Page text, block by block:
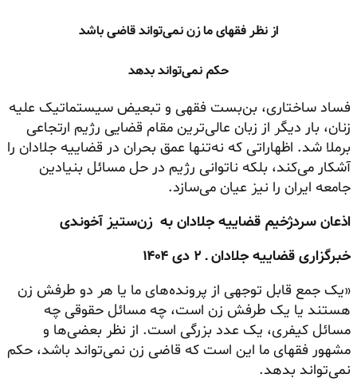
از نظر فقهای ما زن نمی‌تواند قاضی باشد
حکم نمی‌تواند بدهد
فساد ساختاری، بن‌بست فقهی و تبعیض سیستماتیک علیه
زنان، بار دیگر از زبان عالی‌ترین مقام قضایی رژیم ارتجاعی
برملا شد. اظهاراتی که نه‌تنها عمق بحران در قضاییه جلادان را
آشکار می‌کند، بلکه ناتوانی رژیم در حل مسائل بنیادین
جامعه ایران را نیز عیان می‌سازد.
اذعان سردژخیم قضاییه جلادان به زن‌ستیز آخوندی
خبرگزاری قضاییه جلادان ـ ۲ دی ۱۴۰۴
«یک جمع قابل توجهی از پرونده‌های ما یا هر دو طرفش زن
هستند یا یک طرفش زن است، چه مسائل حقوقی چه
مسائل کیفری، یک عدد بزرگی است. از نظر بعضی‌ها و
مشهور فقهای ما این است که قاضی زن نمی‌تواند باشد، حکم
نمی‌تواند بدهد.